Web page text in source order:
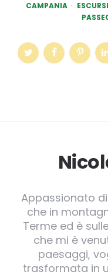
CAMPANIA
Appassionato
che in
Terme ed è
che mi è
paesaggi,
trasformata in